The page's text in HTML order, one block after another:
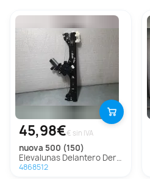
45,98€€ sin IVA
nuova 500 (150)
Elevalunas Delantero Derecho Para Fiat Nuova 500
4868512